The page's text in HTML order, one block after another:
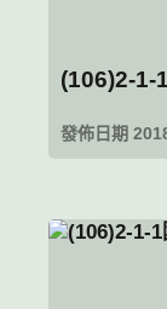
(106)2-1-
發佈日期